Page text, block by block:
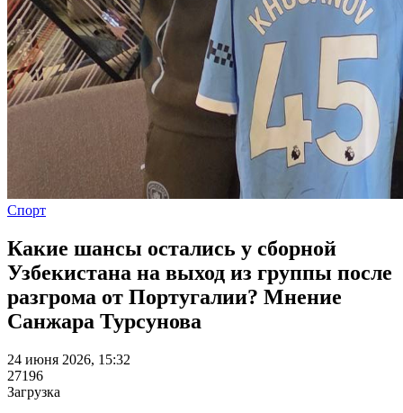
Спорт
Какие шансы остались у сборной
Узбекистана на выход из группы после
разгрома от Португалии? Мнение
Санжара Турсунова
24 июня 2026, 15:32
27196
Загрузка